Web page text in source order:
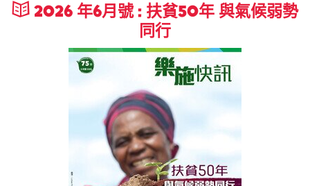
2026 年6月號 : 扶貧50年 與氣候弱勢
同行